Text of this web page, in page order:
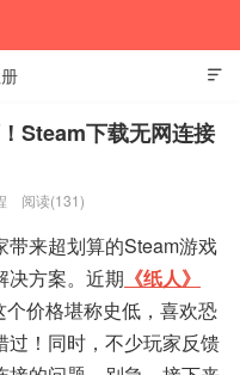
册教程

Steam下载无网连接
阅读(131)
来超划算的Steam游戏
决方案。近期 《纸人》
个价格堪称史低，喜欢恐
过！同时，不少玩家反馈